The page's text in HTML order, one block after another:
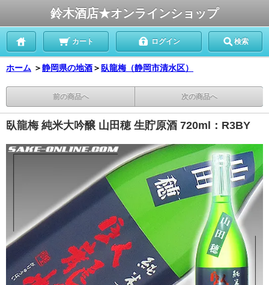
鈴木酒店★オンラインショップ
カート ログイン 検索
ホーム ＞静岡県の地酒＞ 臥龍梅（静岡市清水区）
前の商品へ 次の商品へ
臥龍梅 純米大吟醸 山田穂 生貯原酒 720ml：R3BY